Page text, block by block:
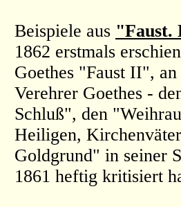
Beispiele aus "Faust.
1862 erstmals
Goethes "Faust II",
Verehrer Goethes -
Schluß", den
Heiligen,
Goldgrund" in seiner
1861 heftig kritisiert